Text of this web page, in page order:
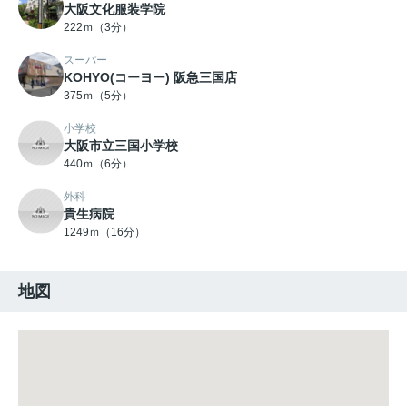
大阪文化服装学院
222ｍ（3分）
スーパー
KOHYO(コーヨー) 阪急三国店
375ｍ（5分）
小学校
大阪市立三国小学校
440ｍ（6分）
外科
貴生病院
1249ｍ（16分）
地図